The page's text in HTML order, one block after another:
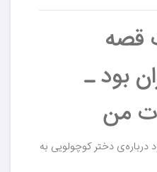
قصه
بود ـ
من
دختر کوچولویی به